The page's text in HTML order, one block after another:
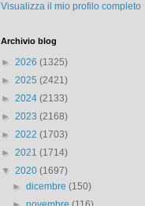
Visualizza il mio profilo completo
Archivio blog
► 2026 (1325)
► 2025 (2421)
► 2024 (2133)
► 2023 (2168)
► 2022 (1703)
► 2021 (1714)
▼ 2020 (1697)
►dicembre(150)